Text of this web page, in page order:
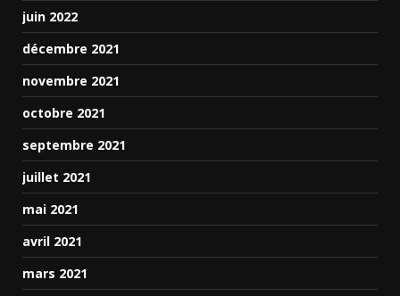
juin 2022
décembre 2021
novembre 2021
octobre 2021
septembre 2021
juillet 2021
mai 2021
avril 2021
mars 2021